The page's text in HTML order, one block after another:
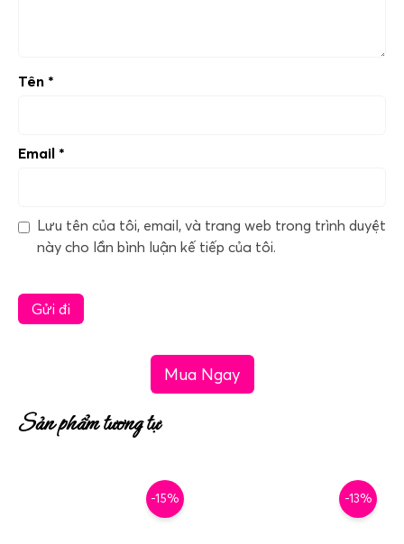
Tên *
Email *
Lưu tên của tôi, email, và trang web trong trình duyệt
này cho lần bình luận kế tiếp của tôi.
Mua Ngay
Sản phẩm tương tự
-15% -13%